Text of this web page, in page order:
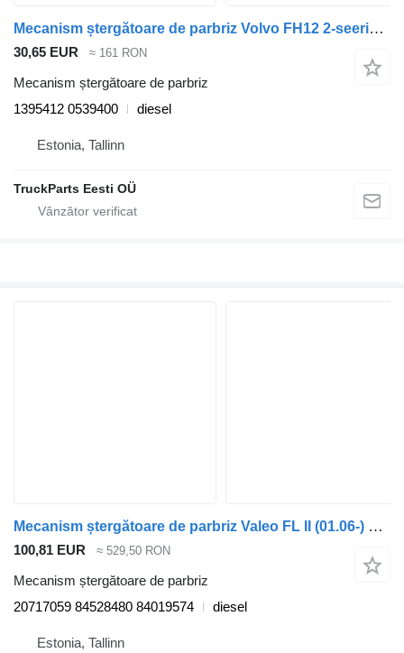
Mecanism ștergătoare de parbriz Volvo FH12 2-seeria (01.02-) 1395412 0539400 pentru cap tractor Volvo FH12, FH16, NH12, FH, VNL780 (1993-2014)
30,65 EUR ≈ 161 RON
Mecanism ștergătoare de parbriz
1395412 0539400
diesel
Estonia, Tallinn
TruckParts Eesti OÜ
Mecanism ștergătoare de parbriz Valeo FL II (01.06-) 20717059 pentru cap tractor Volvo FL, FE (2005-2014)
100,81 EUR ≈ 529,50 RON
Mecanism ștergătoare de parbriz
20717059 84528480 84019574
diesel
Estonia, Tallinn